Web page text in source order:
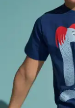
vaaleansininen
Valittu koko: Valitse
Loppu
Loppu
104
Loppu
110
Loppu
Loppu